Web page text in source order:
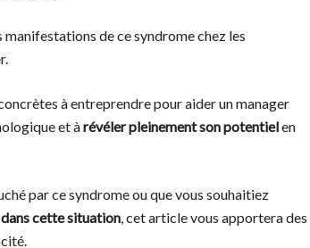
de ce syndrome chez les
à entreprendre pour aider un manager
et àrévéler pleinement son potentielen
par ce syndrome ou que vous souhaitiez
cette situation, cet article vous apportera des